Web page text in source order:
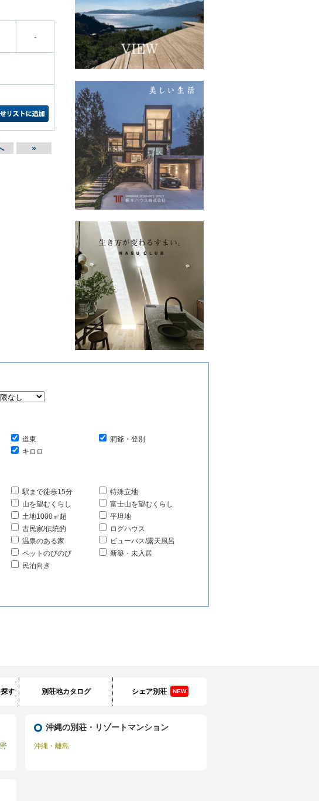
-
»
道東
洞爺・登別
キロロ
駅まで徒歩15分
特殊立地
山を望むくらし
富士山を望むくらし
土地1000㎡超
平坦地
古民家/伝統的
ログハウス
温泉のある家
ビューバス/露天風呂
ペットのびのび
新築・未入居
民泊向き
す 別荘地カタログ シェア別荘 NEW
沖縄の別荘・リゾートマンション
沖縄・離島